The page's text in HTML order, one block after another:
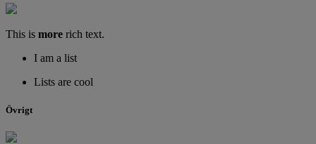
This is more rich text.
I am a list
Lists are cool
Övrigt